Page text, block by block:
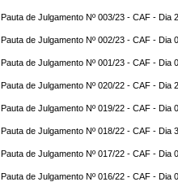
Pauta de Julgamento Nº 003/23 - CAF - Dia
Pauta de Julgamento Nº 002/23 - CAF - Dia
Pauta de Julgamento Nº 001/23 - CAF - Dia
Pauta de Julgamento Nº 020/22 - CAF - Dia
Pauta de Julgamento Nº 019/22 - CAF - Dia
Pauta de Julgamento Nº 018/22 - CAF - Dia
Pauta de Julgamento Nº 017/22 - CAF - Dia
Pauta de Julgamento Nº 016/22 - CAF - Dia